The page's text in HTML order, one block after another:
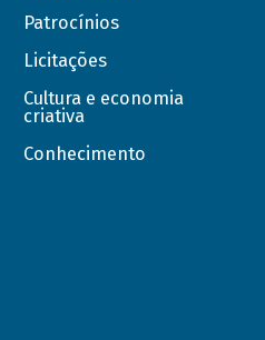
Patrocínios
Licitações
Cultura e economia
criativa
Conhecimento